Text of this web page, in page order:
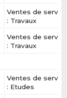
Ventes de
: Travaux
Ventes de
: Travaux
Ventes de
: Etudes